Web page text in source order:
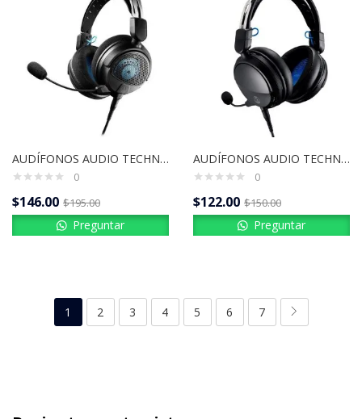
AUDÍFONOS AUDIO TECHNICA | ATH-GDL3 BK/WH
0
$146.00 $195.00
Preguntar
AUDÍFONOS AUDIO TECHNICA | ATH-GL3 BK/WH
0
$122.00 $150.00
Preguntar
1 2 3 4 5 6 7